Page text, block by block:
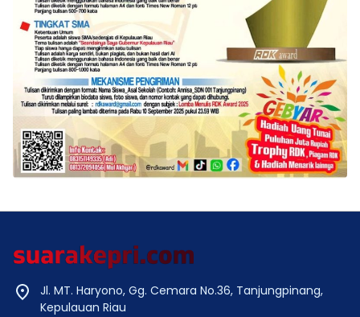
Jl. MT. Haryono, Gg. Cemara No.36, Tanjungpinang,
Kepulauan Riau